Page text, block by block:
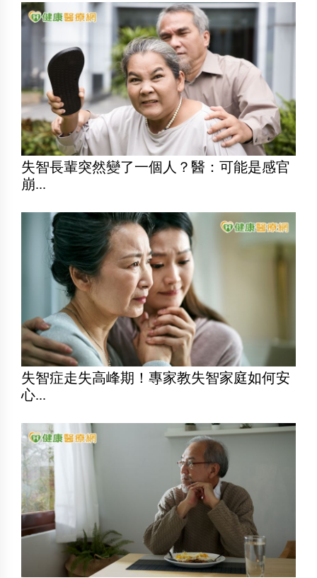
失智長輩突然變了一個人？醫：可能是感官
崩...
失智症走失高峰期！專家教失智家庭如何安
心...